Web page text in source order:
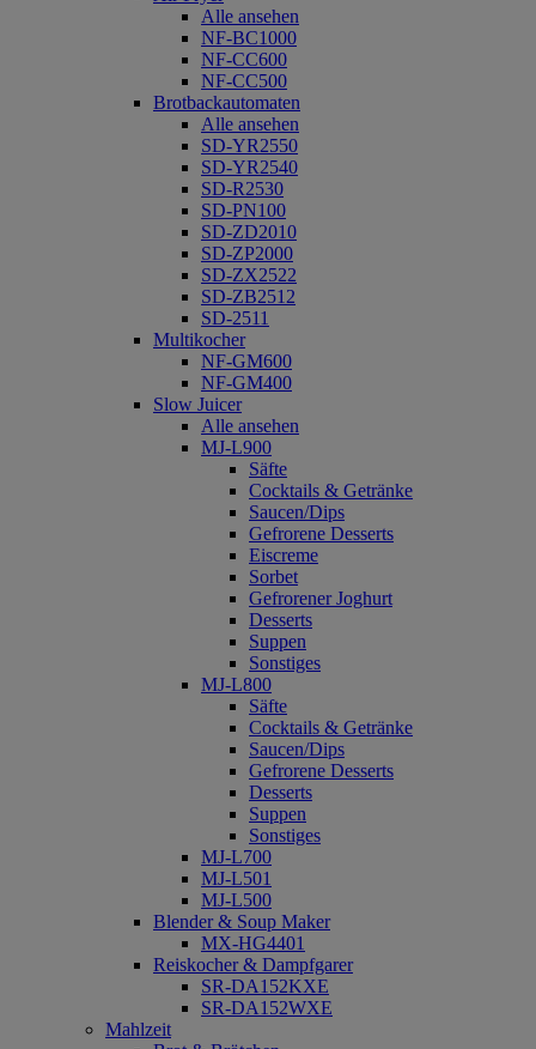
Alle ansehen
NF-BC1000
NF-CC600
NF-CC500
Brotbackautomaten
Alle ansehen
SD-YR2550
SD-YR2540
SD-R2530
SD-PN100
SD-ZD2010
SD-ZP2000
SD-ZX2522
SD-ZB2512
SD-2511
Multikocher
NF-GM600
NF-GM400
Slow Juicer
Alle ansehen
MJ-L900
Säfte
Cocktails & Getränke
Saucen/Dips
Gefrorene Desserts
Eiscreme
Sorbet
Gefrorener Joghurt
Desserts
Suppen
Sonstiges
MJ-L800
Säfte
Cocktails & Getränke
Saucen/Dips
Gefrorene Desserts
Desserts
Suppen
Sonstiges
MJ-L700
MJ-L501
MJ-L500
Blender & Soup Maker
MX-HG4401
Reiskocher & Dampfgarer
SR-DA152KXE
SR-DA152WXE
Mahlzeit